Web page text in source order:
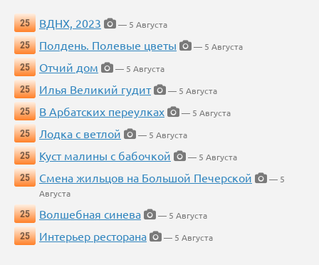
25 ВДНХ, 2023
— 5 Августа
25
Полдень. Полевые цветы
— 5 Августа
25
Отчий дом
— 5 Августа
25
Илья Великий гудит
— 5 Августа
25
В Арбатских переулках
— 5 Августа
25
Лодка с ветлой
— 5 Августа
25
Куст малины с бабочкой
— 5 Августа
25
Смена жильцов на Большой Печерской
— 5
Августа
25
Волшебная синева
— 5 Августа
25
Интерьер ресторана — 5 Августа